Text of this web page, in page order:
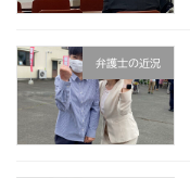
弁護士の近況